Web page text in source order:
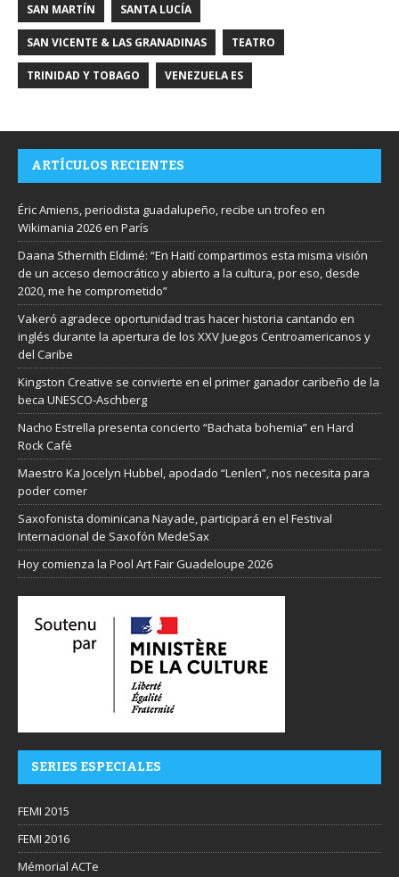
SAN MARTÍN SANTA LUCÍA
SAN VICENTE & LAS GRANADINAS TEATRO
TRINIDAD Y TOBAGO VENEZUELA ES
ARTÍCULOS RECIENTES
Éric Amiens, periodista guadalupeño, recibe un trofeo en
Wikimania 2026 en París
Daana Sthernith Eldimé: “En Haití compartimos esta misma visión
de un acceso democrático y abierto a la cultura, por eso, desde
2020, me he comprometido”
Vakeró agradece oportunidad tras hacer historia cantando en
inglés durante la apertura de los XXV Juegos Centroamericanos y
del Caribe
Kingston Creative se convierte en el primer ganador caribeño de la
beca UNESCO-Aschberg
Nacho Estrella presenta concierto “Bachata bohemia” en Hard
Rock Café
Maestro Ka Jocelyn Hubbel, apodado “Lenlen”, nos necesita para
poder comer
Saxofonista dominicana Nayade, participará en el Festival
Internacional de Saxofón MedeSax
Hoy comienza la Pool Art Fair Guadeloupe 2026
SERIES ESPECIALES
FEMI 2015
FEMI 2016
Mémorial ACTe